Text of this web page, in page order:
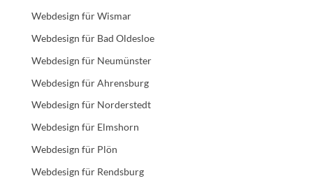
Webdesign für Wismar
Webdesign für Bad Oldesloe
Webdesign für Neumünster
Webdesign für Ahrensburg
Webdesign für Norderstedt
Webdesign für Elmshorn
Webdesign für Plön
Webdesign für Rendsburg